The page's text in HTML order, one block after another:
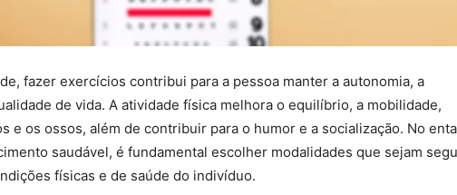
fazer exercícios contribui para a pessoa manter a autonomia, a
de vida. A atividade física melhora o equilíbrio, a mobilidade,
e os ossos, além de contribuir para o humor e a socialização. No
saudável, é fundamental escolher modalidades que sejam
físicas e de saúde do indivíduo.